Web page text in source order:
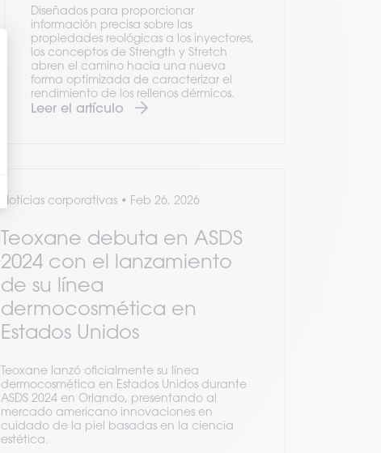
Diseñados para proporcionar
información precisa sobre las
propiedades reológicas a los inyectores,
los conceptos de Strength y Stretch
abren el camino hacia una nueva
forma optimizada de caracterizar el
rendimiento de los rellenos dérmicos.
Leer el artículo
Noticias corporativas • Feb 26, 2026
Teoxane debuta en ASDS
2024 con el lanzamiento
de su línea
dermocosmética en
Estados Unidos
Teoxane lanzó oficialmente su línea
dermocosmética en Estados Unidos durante
ASDS 2024 en Orlando, presentando al
mercado americano innovaciones en
cuidado de la piel basadas en la ciencia
estética.